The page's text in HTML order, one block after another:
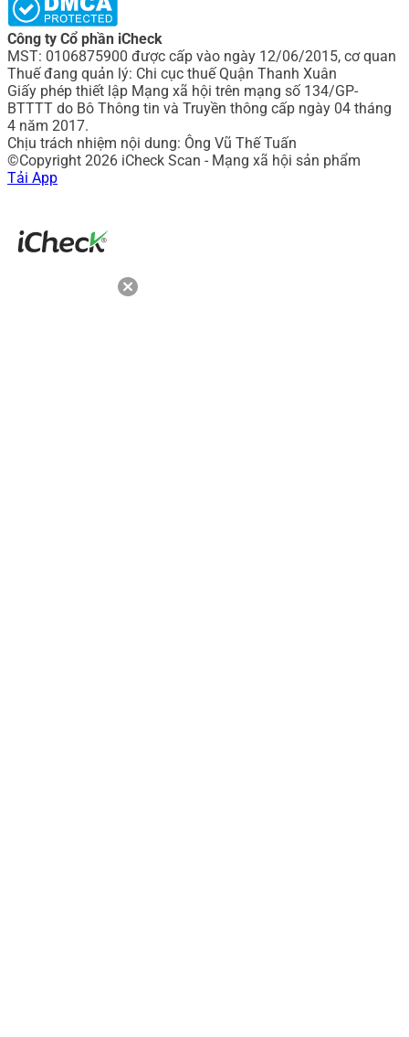
Công ty Cổ phần iCheck
MST: 0106875900 được cấp vào ngày 12/06/2015, cơ quan
Thuế đang quản lý: Chi cục thuế Quận Thanh Xuân
Giấy phép thiết lập Mạng xã hội trên mạng số 134/GP-
BTTTT do Bô Thông tin và Truyền thông cấp ngày 04 tháng
4 năm 2017.
Chịu trách nhiệm nội dung: Ông Vũ Thế Tuấn
©Copyright 2026 iCheck Scan - Mạng xã hội sản phẩm
Tải App